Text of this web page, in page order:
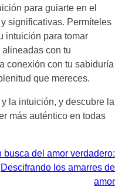
para guiarte en el
significativas. Permíteles
intuición para tomar
con tu
conexión con tu sabiduría
que mereces.
la intuición, y descubre la
más auténtico en todas
busca del amor verdadero:
Descifrando los amarres de
amor